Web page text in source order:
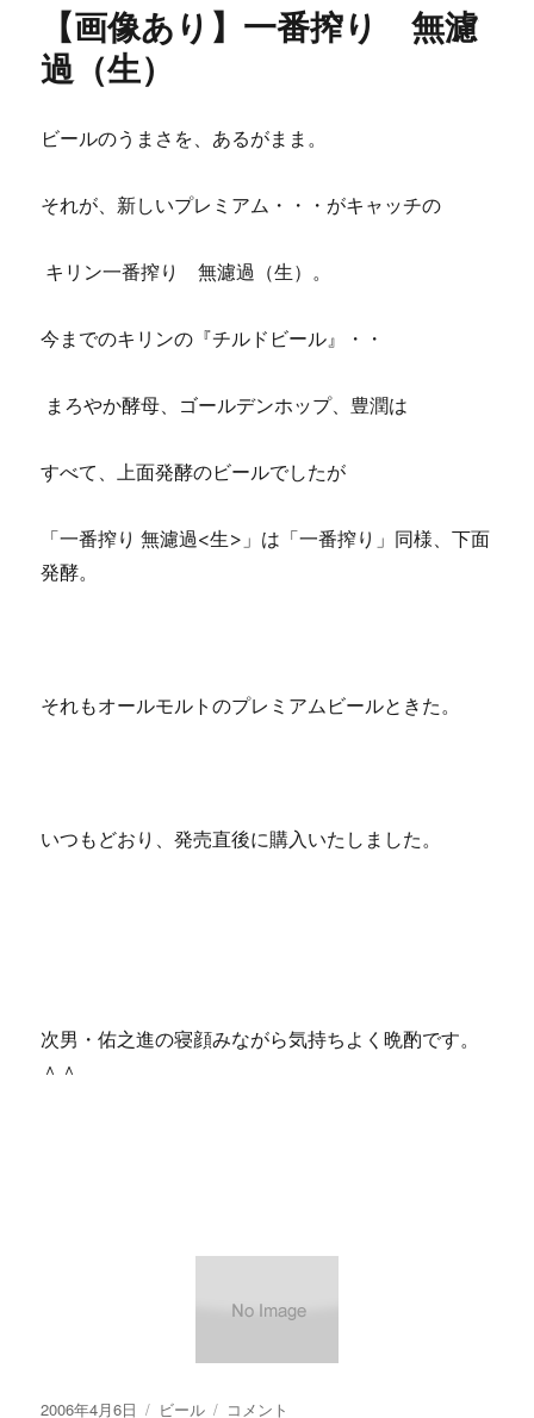
ー
持
ち・・・
【画像あり】一番搾り 無濾
過（生）
ビールのうまさを、あるがまま。
それが、新しいプレミアム・・・がキャッチの
キリン一番搾り 無濾過（生）。
今までのキリンの『チルドビール』・・
まろやか酵母、ゴールデンホップ、豊潤は
すべて、上面発酵のビールでしたが
「一番搾り 無濾過<生>」は「一番搾り」同様、下面
発酵。
それもオールモルトのプレミアムビールときた。
いつもどおり、発売直後に購入いたしました。
次男・佑之進の寝顔みながら気持ちよく晩酌です。
＾＾
投
2006年4月6日
カ
ビール
【画
コメント